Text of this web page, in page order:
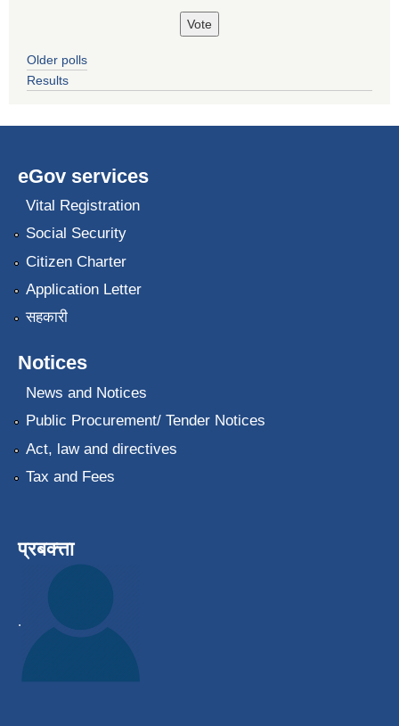
Older polls
Results
eGov services
Vital Registration
Social Security
Citizen Charter
Application Letter
सहकारी
Notices
News and Notices
Public Procurement/ Tender Notices
Act, law and directives
Tax and Fees
प्रबक्त्ता
.